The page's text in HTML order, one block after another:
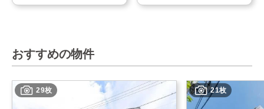
おすすめの物件
29枚 21枚